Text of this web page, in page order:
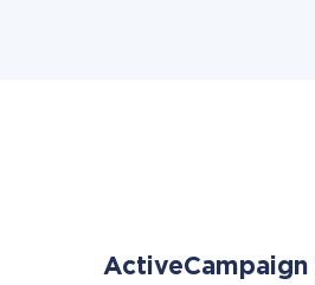
ActiveCampaign